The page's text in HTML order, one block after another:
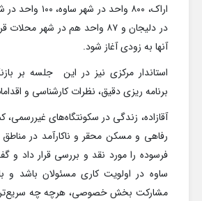
در دلیجان و ۸۷ واحد هم در شهر
آنها به زودی آغاز شود.
استاندار مرکزی نیز در این جلسه بر
برنامه ریزی دقیق، نظرات کارشناسی و
آقازاده، زندگی در سکونتگاه‌های غیررسمی،
رفاهی و مسکن محقر و ناکارآمد در
فرسوده را مورد نقد و بررسی قرار داد و
ساوه در اولویت کاری مسئولان باشد و
مشارکت بخش خصوصی، هرچه چه سریع‌تر